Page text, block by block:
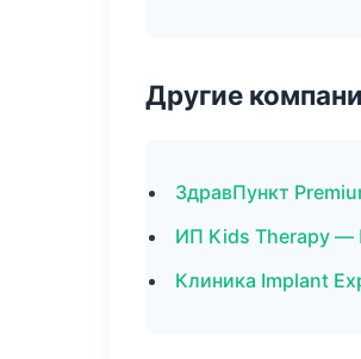
Другие
ЗдравПункт
ИП Kids Therapy —
Клиника Implant